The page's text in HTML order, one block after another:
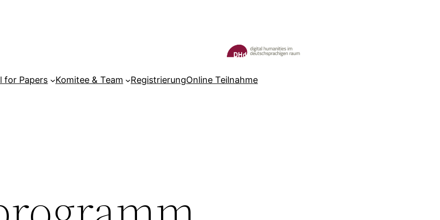
for Papers Komitee & Team RegistrierungOnline Teilnahme